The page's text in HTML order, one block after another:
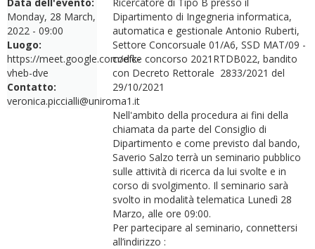
Monday, 28 March,
2022 - 09:00
Luogo:
https://meet.google.com/efk-
vheb-dve
Contatto:
veronica.piccialli@uniroma1.it
Dipartimento di Ingegneria informatica,
automatica e gestionale Antonio Ruberti,
Settore Concorsuale 01/A6, SSD MAT/09 -
codice concorso 2021RTDB022, bandito
con Decreto Rettorale 2833/2021 del
29/10/2021
Nell'ambito della procedura ai fini della
chiamata da parte del Consiglio di
Dipartimento e come previsto dal bando,
Saverio Salzo terrà un seminario pubblico
sulle attività di ricerca da lui svolte e in
corso di svolgimento. Il seminario sarà
svolto in modalità telematica Lunedì 28
Marzo, alle ore 09:00.
Per partecipare al seminario, connettersi
all’indirizzo :